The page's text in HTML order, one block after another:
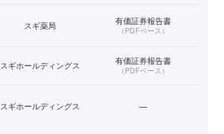
スギ薬局 有価証券報告書
（PDFベース）
スギホールディングス 有価証券報告書
（PDFベース）
スギホールディングス —